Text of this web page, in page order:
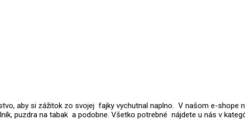
aby si zážitok zo svojej fajky vychutnal naplno. V našom e-shope
puzdra na tabak a podobne. Všetko potrebné nájdete u nás v